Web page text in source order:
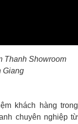
Thanh Showroom
Giang
khách hàng trong
chuyên nghiệp từ